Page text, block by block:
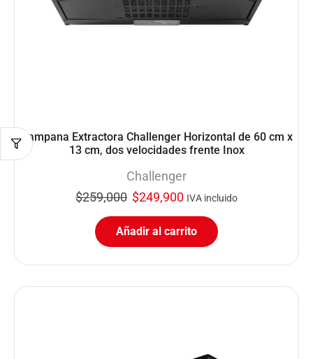
Campana Extractora Challenger Horizontal de 60 cm x
13 cm, dos velocidades frente Inox
Challenger
$259,000 $249,900 IVA incluido
Añadir al carrito